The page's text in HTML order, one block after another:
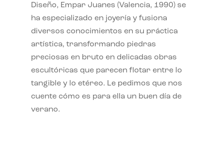
Diseño, Empar Juanes (Valencia, 1990) se
ha especializado en joyería y fusiona
diversos conocimientos en su práctica
artística, transformando piedras
preciosas en bruto en delicadas obras
escultóricas que parecen flotar entre lo
tangible y lo etéreo. Le pedimos que nos
cuente cómo es para ella un buen día de
verano.